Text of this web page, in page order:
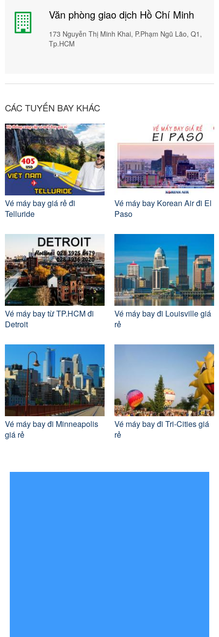
Văn phòng giao dịch Hồ Chí Minh
173 Nguyễn Thị Minh Khai, P.Phạm Ngũ Lão, Q1,
Tp.HCM
CÁC TUYẾN BAY KHÁC
Vé máy bay giá rẻ đi
Telluride
Vé máy bay Korean Air đi El
Paso
Vé máy bay từ TP.HCM đi
Detroit
Vé máy bay đi Louisville giá
rẻ
Vé máy bay đi Minneapolis
giá rẻ
Vé máy bay đi Tri-Cities giá
rẻ